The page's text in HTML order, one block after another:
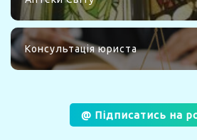
Консультація юриста
@ Підписатись на